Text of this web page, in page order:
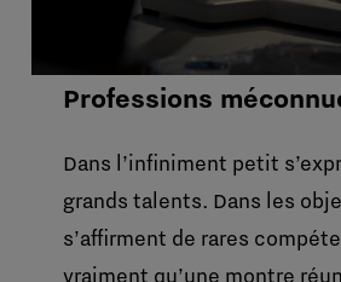
Professions
Dans l’infiniment petit
grands talents. Dans les
s’affirment de rares
vraiment qu’une montre